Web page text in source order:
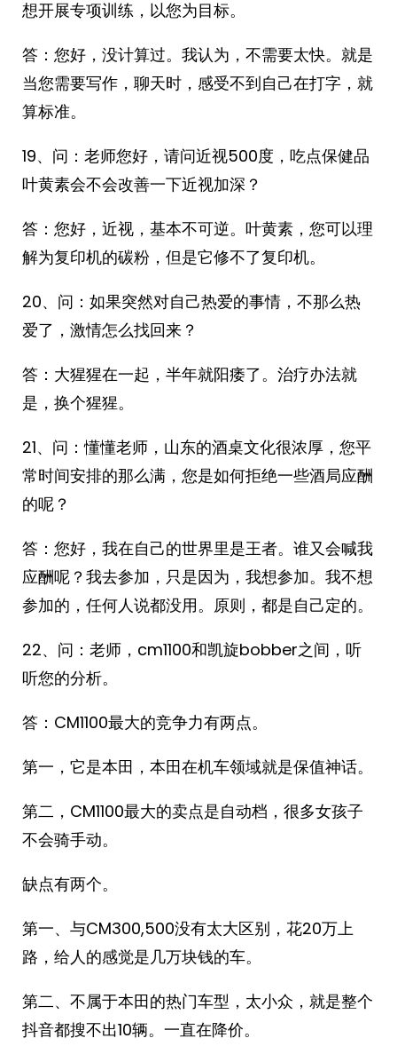
想开展专项训练，以您为目标。
答：您好，没计算过。我认为，不需要太快。就是
当您需要写作，聊天时，感受不到自己在打字，就
算标准。
19、问：老师您好，请问近视500度，吃点保健品
叶黄素会不会改善一下近视加深？
答：您好，近视，基本不可逆。叶黄素，您可以理
解为复印机的碳粉，但是它修不了复印机。
20、问：如果突然对自己热爱的事情，不那么热
爱了，激情怎么找回来？
答：大猩猩在一起，半年就阳痿了。治疗办法就
是，换个猩猩。
21、问：懂懂老师，山东的酒桌文化很浓厚，您平
常时间安排的那么满，您是如何拒绝一些酒局应酬
的呢？
答：您好，我在自己的世界里是王者。谁又会喊我
应酬呢？我去参加，只是因为，我想参加。我不想
参加的，任何人说都没用。原则，都是自己定的。
22、问：老师，cm1100和凯旋bobber之间，听
听您的分析。
答：CM1100最大的竞争力有两点。
第一，它是本田，本田在机车领域就是保值神话。
第二，CM1100最大的卖点是自动档，很多女孩子
不会骑手动。
缺点有两个。
第一、与CM300,500没有太大区别，花20万上
路，给人的感觉是几万块钱的车。
第二、不属于本田的热门车型，太小众，就是整个
抖音都搜不出10辆。一直在降价。